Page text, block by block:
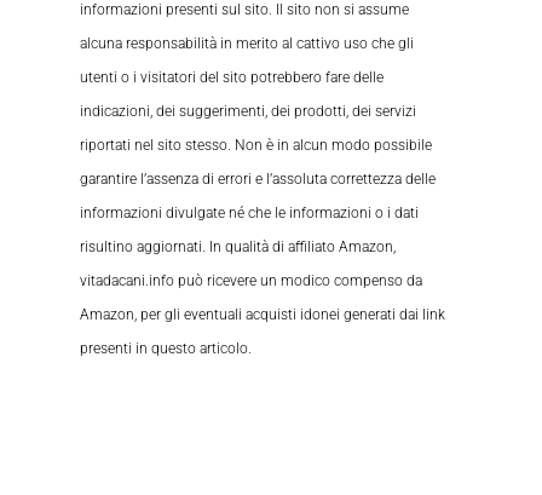
informazioni presenti sul sito. Il sito non si assume
alcuna responsabilità in merito al cattivo uso che gli
utenti o i visitatori del sito potrebbero fare delle
indicazioni, dei suggerimenti, dei prodotti, dei servizi
riportati nel sito stesso. Non è in alcun modo possibile
garantire l’assenza di errori e l’assoluta correttezza delle
informazioni divulgate né che le informazioni o i dati
risultino aggiornati. In qualità di affiliato Amazon,
vitadacani.info può ricevere un modico compenso da
Amazon, per gli eventuali acquisti idonei generati dai link
presenti in questo articolo.